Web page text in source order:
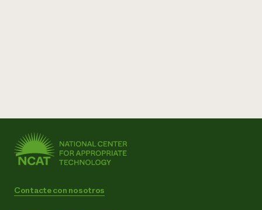
Contacte con nosotros